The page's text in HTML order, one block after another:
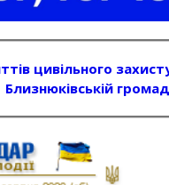
цивільного
Близнюківській